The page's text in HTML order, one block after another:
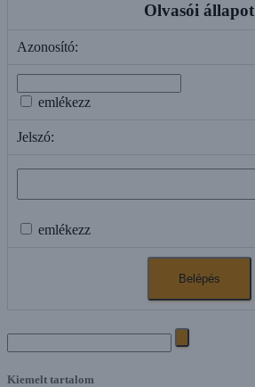
Olvasói állapot
Azonosító:
emlékezz
Jelszó:
emlékezz
Search
for:
Kiemelt tartalom